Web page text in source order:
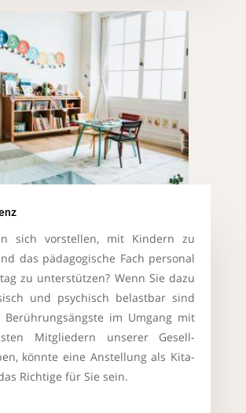
sich vorstellen, mit Kindern zu
das pädagogische Fach personal
zu unterstützen? Wenn Sie dazu
und psychisch belastbar sind
Berührungsängste im Umgang mit
Mitgliedern unserer Gesell-
könnte eine Anstellung als Kita-
Richtige für Sie sein.